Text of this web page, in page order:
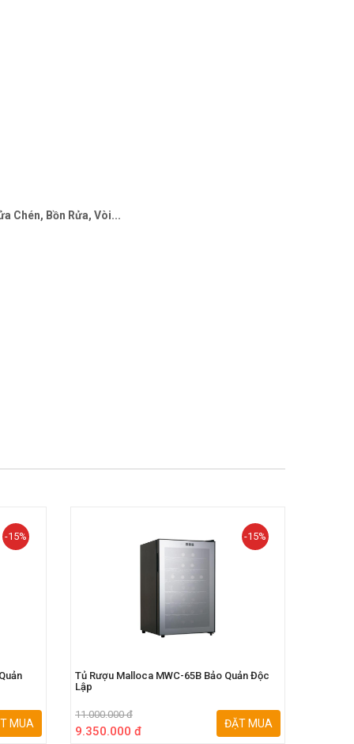
Chén, Bồn Rửa, Vòi...
-15%
MUA
-15%
Tủ Rượu Malloca MWC-65B Bảo Quản Độc
Lập
11.000.000 đ
9.350.000 đ
ĐẶT MUA